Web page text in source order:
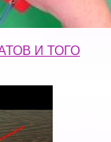
И ТОГО